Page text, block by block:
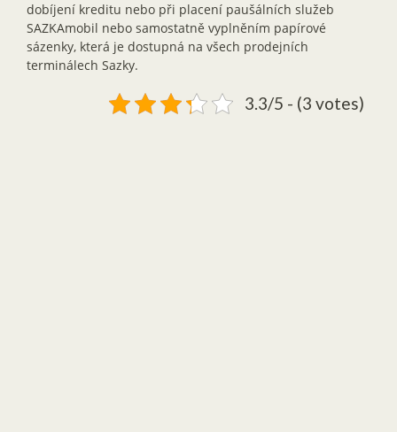
dobíjení kreditu nebo při placení paušálních služeb
SAZKAmobil nebo samostatně vyplněním papírové
sázenky, která je dostupná na všech prodejních
terminálech Sazky.
3.3/5 - (3 votes)